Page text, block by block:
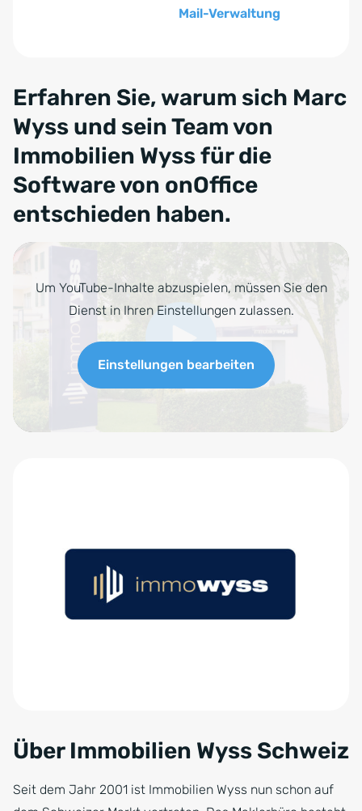
Mail-Verwaltung
Erfahren Sie, warum sich Marc
Wyss und sein Team von
Immobilien Wyss für die
Software von onOffice
entschieden haben.
Um YouTube-Inhalte abzuspielen, müssen Sie den
Dienst in Ihren Einstellungen zulassen.
Einstellungen bearbeiten
Über Immobilien Wyss Schweiz
Seit dem Jahr 2001 ist Immobilien Wyss nun schon auf